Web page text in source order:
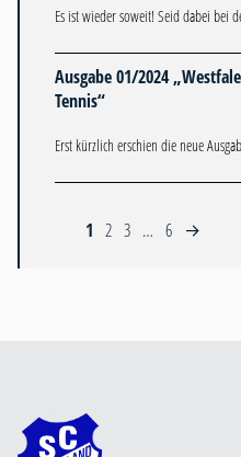
Es ist wieder soweit! Seid dabei bei
Ausgabe 01/2024
Tennis“
Erst kürzlich erschien die neue
1 2 3 … 6 →